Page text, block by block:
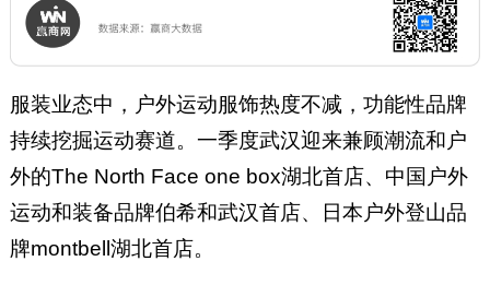
服装业态中，户外运动服饰热度不减，功能性品牌
持续挖掘运动赛道。一季度武汉迎来兼顾潮流和户
外的The North Face one box湖北首店、中国户外
运动和装备品牌伯希和武汉首店、日本户外登山品
牌montbell湖北首店。